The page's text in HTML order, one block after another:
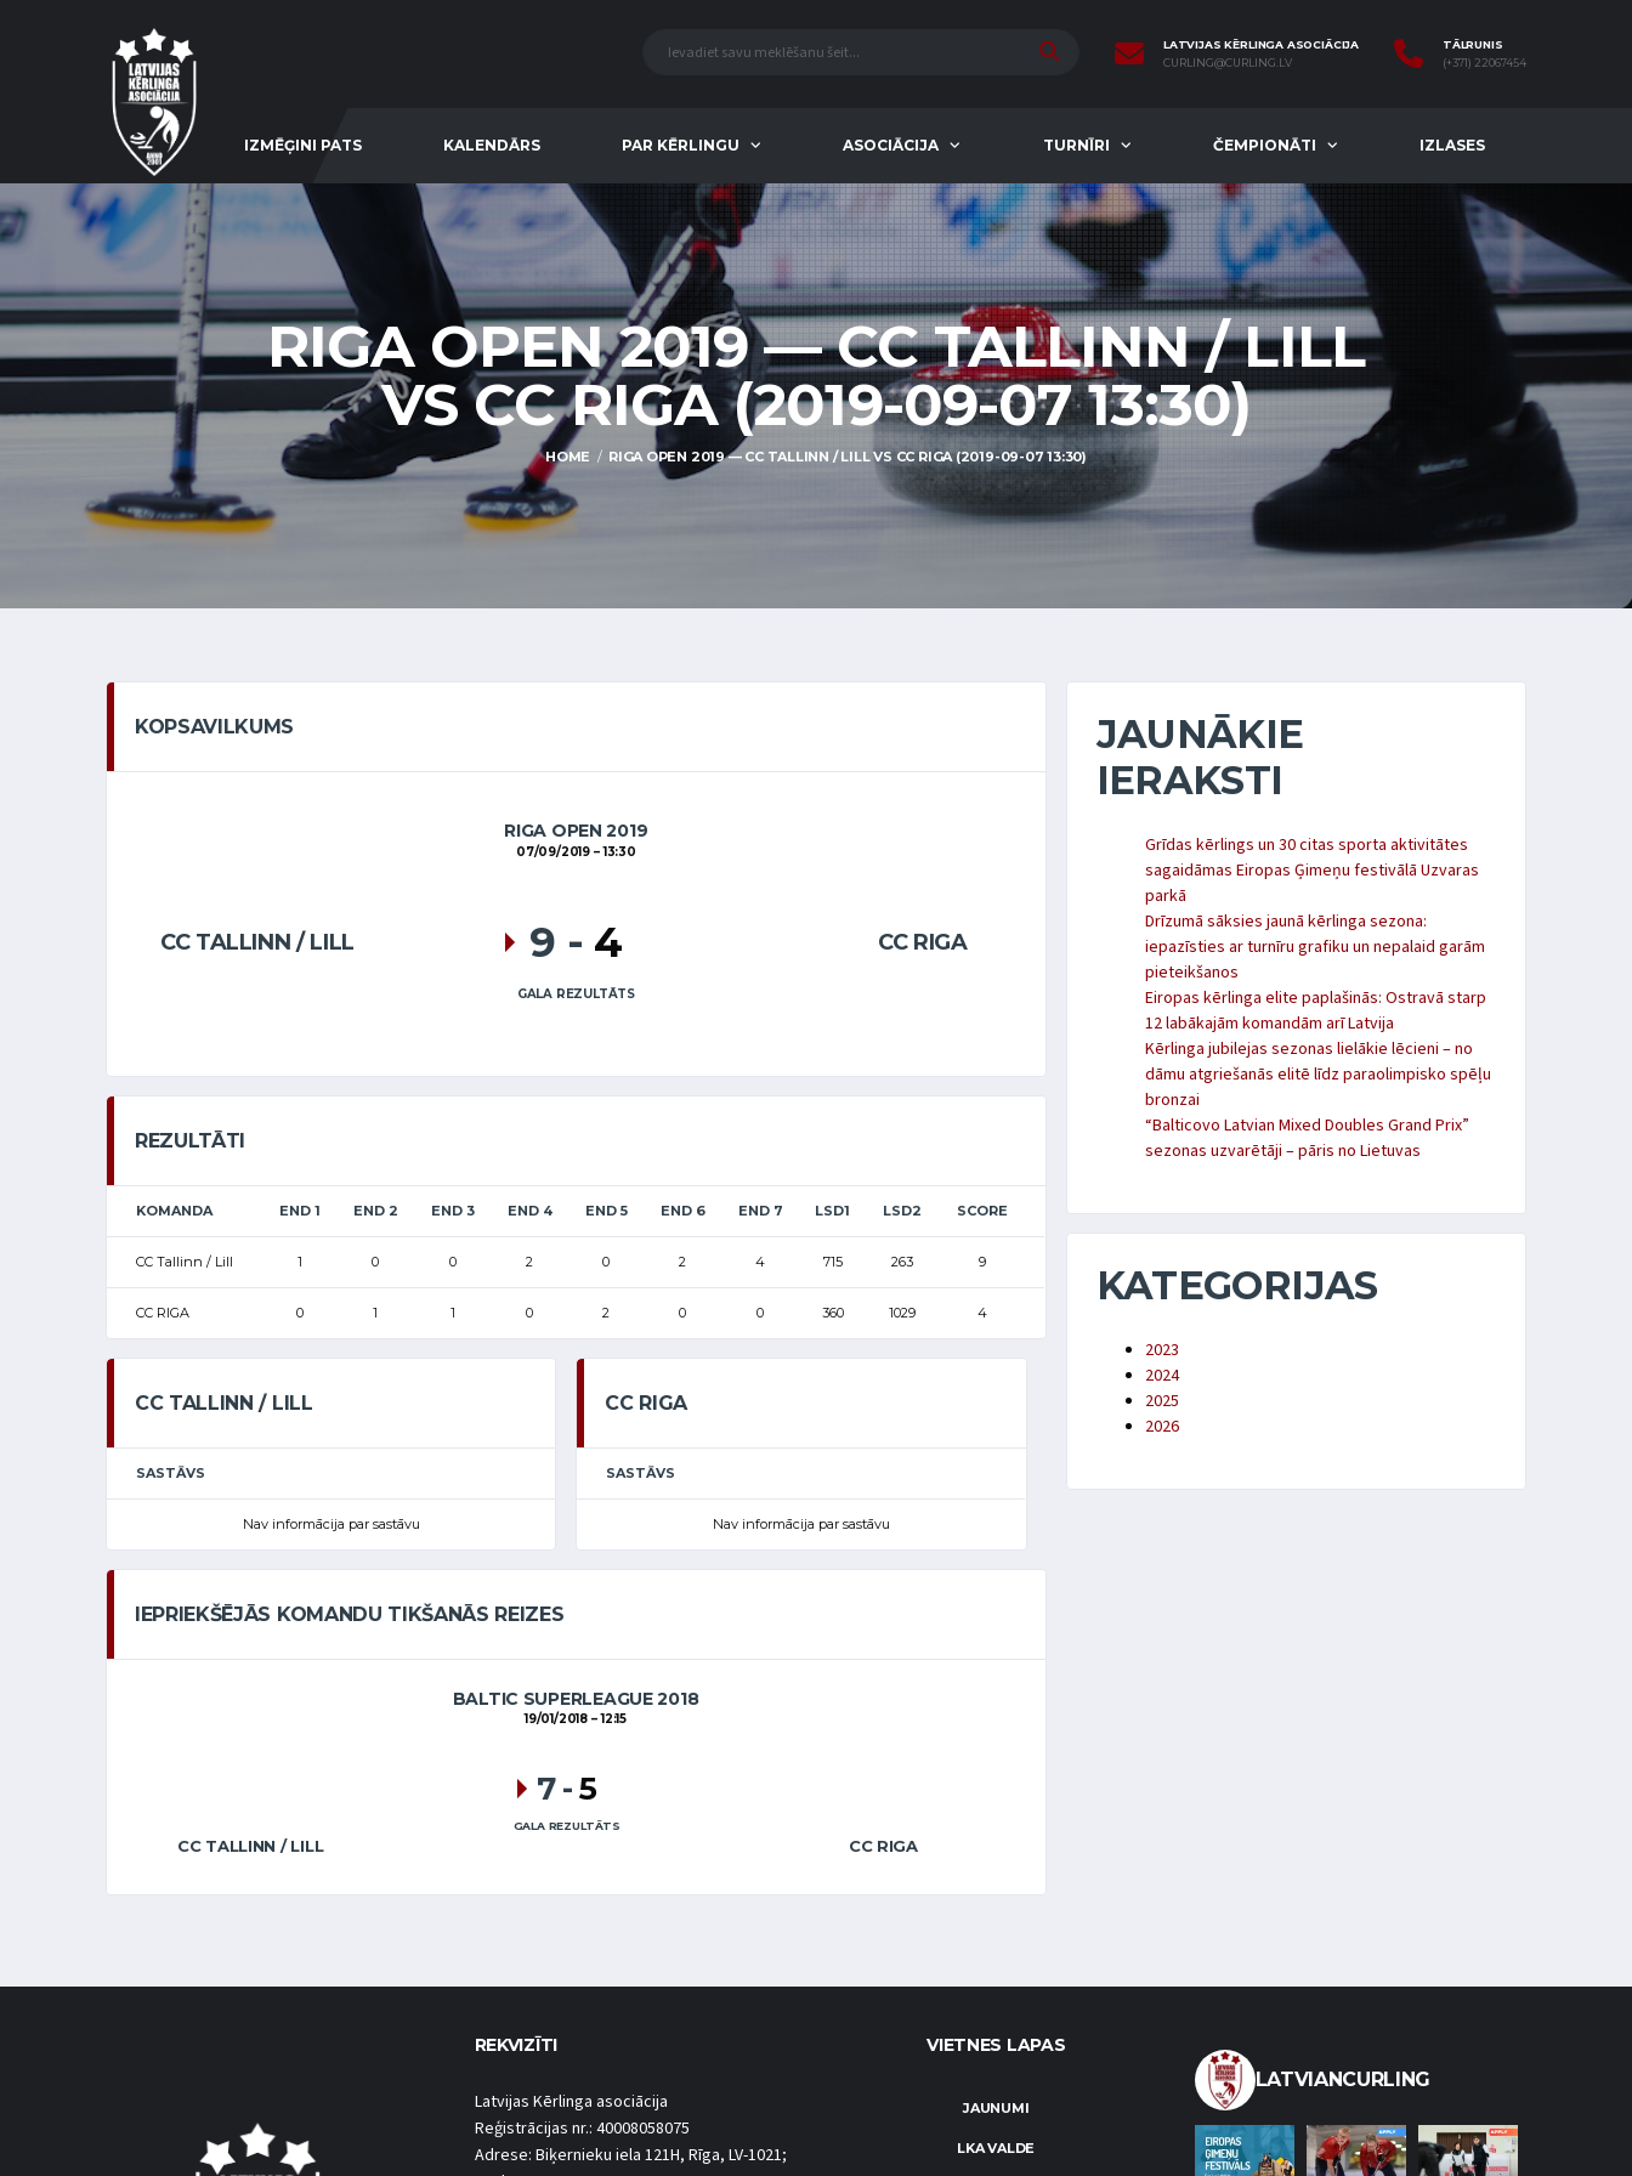
LATVIJAS KĒRLINGA ASOCIĀCIJA
CURLING@CURLING.LV
TĀLRUNIS
(+371) 22067454
IZMĒĢINI PATS KALENDĀRS PAR KĒRLINGU ASOCIĀCIJA TURNĪRI ČEMPIONĀTI IZLASES
RIGA OPEN 2019 — CC TALLINN / LILL
VS CC RIGA (2019-09-07 13:30)
HOME RIGA OPEN 2019 — CC TALLINN / LILL VS CC RIGA (2019-09-07 13:30)
KOPSAVILKUMS
RIGA OPEN 2019
07/09/2019 13:30
CC TALLINN / LILL CC RIGA
9 - 4
GALA REZULTĀTS
REZULTĀTI
KOMANDA END 1 END 2 END 3 END 4 END 5 END 6 END 7 LSD1 LSD2 SCORE
CC Tallinn / Lill 1 0 0 2 0 2 4 715 263 9
CC RIGA 0 1 1 0 2 0 0 360 1029 4
CC TALLINN / LILL
SASTĀVS
Nav informācija par sastāvu
CC RIGA
SASTĀVS
Nav informācija par sastāvu
IEPRIEKŠĒJĀS KOMANDU TIKŠANĀS REIZES
BALTIC SUPERLEAGUE 2018
19/01/2018 12:15
CC TALLINN / LILL CC RIGA
7-5
GALA REZULTĀTS
JAUNĀKIE
IERAKSTI
Grīdas kērlings un 30 citas sporta aktivitātes
sagaidāmas Eiropas Ģimeņu festivālā Uzvaras
parkā
Drīzumā sāksies jaunā kērlinga sezona:
iepazīsties ar turnīru grafiku un nepalaid garām
pieteikšanos
Eiropas kērlinga elite paplašinās: Ostravā starp
12 labākajām komandām arī Latvija
Kērlinga jubilejas sezonas lielākie lēcieni – no
dāmu atgriešanās elitē līdz paraolimpisko spēļu
bronzai
“Balticovo Latvian Mixed Doubles Grand Prix”
sezonas uzvarētāji – pāris no Lietuvas
KATEGORIJAS
2023
2024
2025
2026
REKVIZĪTI
Latvijas Kērlinga asociācija
Reģistrācijas nr.: 40008058075
Adrese: Biķernieku iela 121H, Rīga, LV-1021;
VIETNES LAPAS
JAUNUMI
LKA VALDE
LATVIANCURLING